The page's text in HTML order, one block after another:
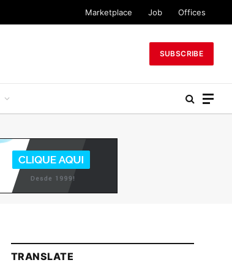
Marketplace Job Offices
SUBSCRIBE
TRANSLATE